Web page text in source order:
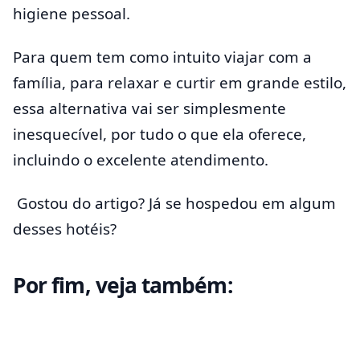
higiene pessoal.
Para quem tem como intuito viajar com a
família, para relaxar e curtir em grande estilo,
essa alternativa vai ser simplesmente
inesquecível, por tudo o que ela oferece,
incluindo o excelente atendimento.
Gostou do artigo? Já se hospedou em algum
desses hotéis?
Por fim, veja também: